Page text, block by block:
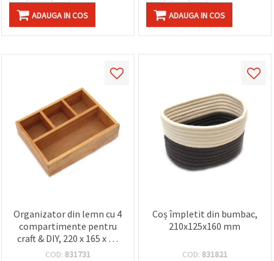
ADAUGA IN COS ADAUGA IN COS
Organizator din lemn cu 4
compartimente pentru
craft & DIY, 220 x 165 x 55
mm
COD: 831731
Coș împletit din bumbac,
210x125x160 mm
COD: 831821